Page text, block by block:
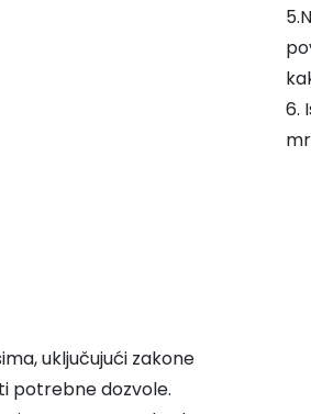
6.
uključujući zakone
potrebne dozvole.